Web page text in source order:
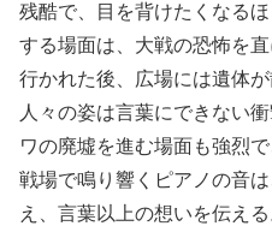
残酷で、目を背けたくなる
する場面は、大戦の恐怖を
行かれた後、広場には遺体
人々の姿は言葉にできない
ワの廃墟を進む場面も強烈
戦場で鳴り響くピアノの音
え、言葉以上の想いを伝える